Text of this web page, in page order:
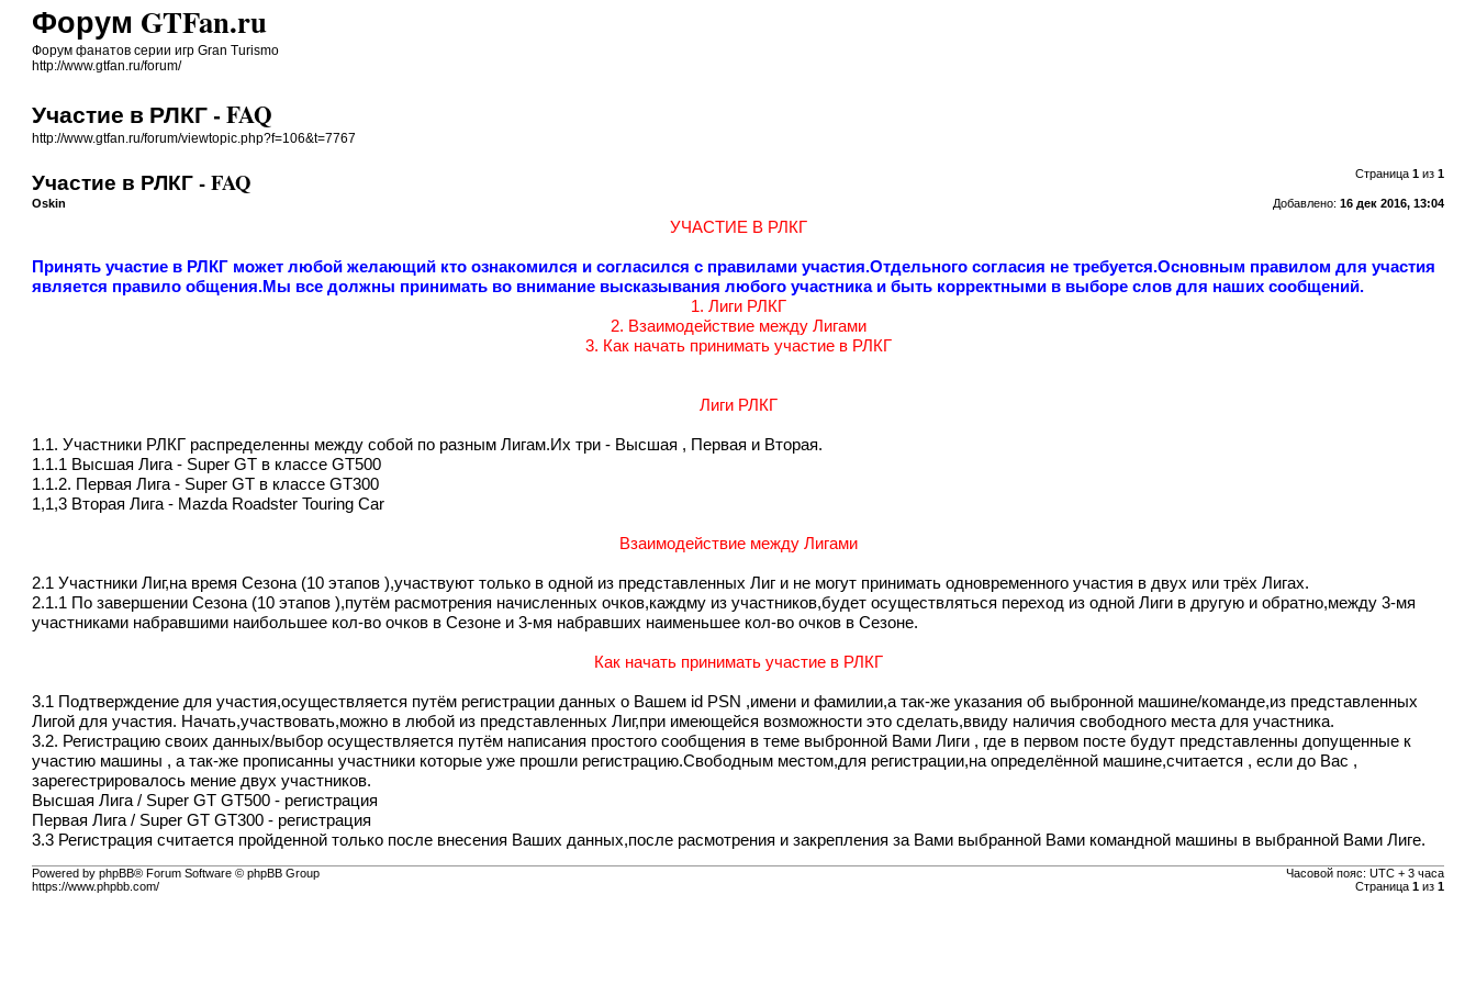
Форум GTFan.ru
Форум фанатов серии игр Gran Turismo
http://www.gtfan.ru/forum/
Участие в РЛКГ - FAQ
http://www.gtfan.ru/forum/viewtopic.php?f=106&t=7767
Страница 1из 1
Участие в РЛКГ - FAQ
Добавлено: 16 дек 2016, 13:04
Oskin
УЧАСТИЕ В РЛКГ
Принять участие в РЛКГ может любой желающий кто ознакомился и согласился с правилами участия.Отдельного согласия не требуется.Основным правилом для участия
является правило общения.Мы все должны принимать во внимание высказывания любого участника и быть корректными в выборе слов для наших сообщений.
1. Лиги РЛКГ
2. Взаимодействие между Лигами
3. Как начать принимать участие в РЛКГ
Лиги РЛКГ
1.1. Участники РЛКГ распределенны между собой по разным Лигам.Их три - Высшая , Первая и Вторая.
1.1.1 Высшая Лига - Super GT в классе GT500
1.1.2. Первая Лига - Super GT в классе GT300
1,1,3 Вторая Лига - Mazda Roadster Touring Car
Взаимодействие между Лигами
2.1 Участники Лиг,на время Сезона (10 этапов ),участвуют только в одной из представленных Лиг и не могут принимать одновременного участия в двух или трёх Лигах.
2.1.1 По завершении Сезона (10 этапов ),путём расмотрения начисленных очков,каждму из участников,будет осуществляться переход из одной Лиги в другую и обратно,между 3-мя
участниками набравшими наибольшее кол-во очков в Сезоне и 3-мя набравших наименьшее кол-во очков в Сезоне.
Как начать принимать участие в РЛКГ
3.1 Подтверждение для участия,осуществляется путём регистрации данных о Вашем id PSN ,имени и фамилии,а так-же указания об выбронной машине/команде,из представленных
Лигой для участия. Начать,участвовать,можно в любой из представленных Лиг,при имеющейся возможности это сделать,ввиду наличия свободного места для участника.
3.2. Регистрацию своих данных/выбор осуществляется путём написания простого сообщения в теме выбронной Вами Лиги , где в первом посте будут представленны допущенные к
участию машины , а так-же прописанны участники которые уже прошли регистрацию.Свободным местом,для регистрации,на определённой машине,считается , если до Вас ,
зарегестрировалось мение двух участников.
Высшая Лига / Super GT GT500 - регистрация
Первая Лига / Super GT GT300 - регистрация
3.3 Регистрация считается пройденной только после внесения Ваших данных,после расмотрения и закрепления за Вами выбранной Вами командной машины в выбранной Вами Лиге.
Часовой пояс: UTC + 3 часа
Страница 1из 1
Powered by phpBB® Forum Software © phpBB Group
https://www.phpbb.com/